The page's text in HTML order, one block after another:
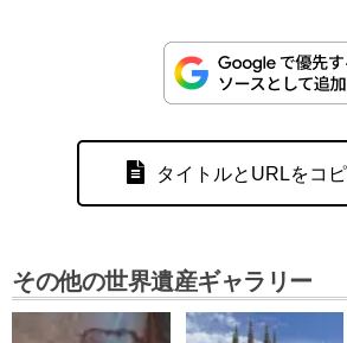
タイトルとURLをコ
その他の世界遺産ギャラリー